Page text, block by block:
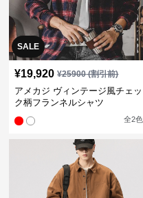
SALE
¥19,920 ¥25900(割引前)
アメカジ ヴィンテージ風チェッ
ク柄フランネルシャツ
全2色